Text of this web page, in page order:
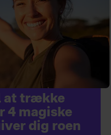
at trække
4 magiske
dig roen